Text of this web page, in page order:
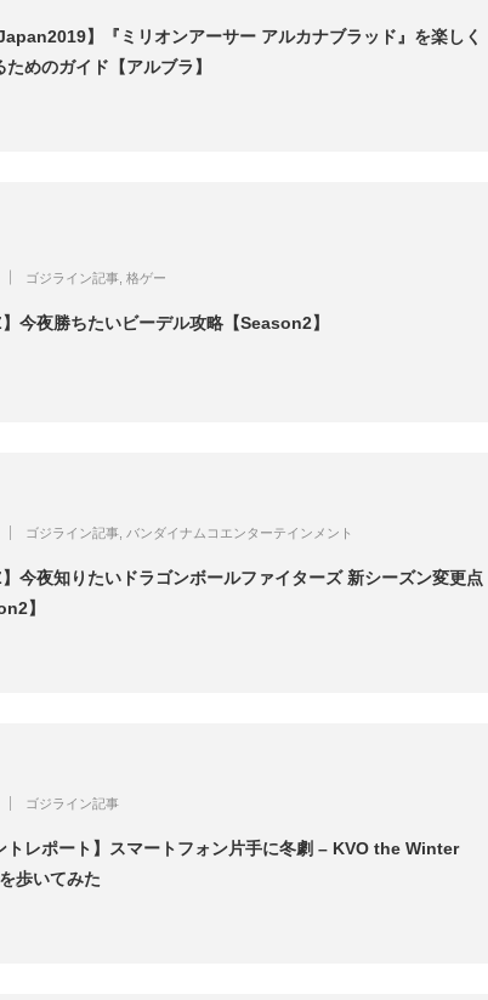
Japan2019】『ミリオンアーサー アルカナブラッド』を楽しく
ためのガイド【アルブラ】
ゴジライン記事 格ゲー
】今夜勝ちたいビーデル攻略【Season2】
ゴジライン記事 バンダイナムコエンターテインメント
】今夜知りたいドラゴンボールファイターズ 新シーズン変更点
】
ゴジライン記事
トレポート】スマートフォン片手に冬劇 – KVO the Winter
歩いてみた